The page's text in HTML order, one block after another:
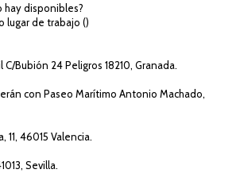
hay disponibles?
lugar de trabajo ()
C/Bubión 24 Peligros 18210, Granada.
con Paseo Marítimo Antonio Machado,
11, 46015 Valencia.
Sevilla.